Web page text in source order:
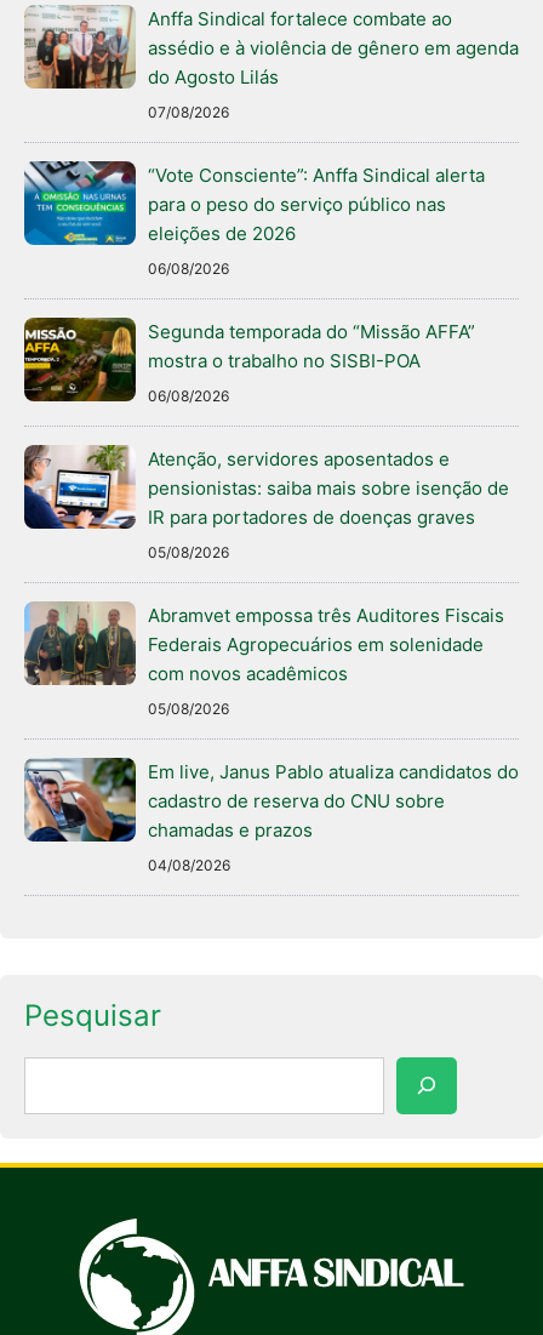
Anffa Sindical fortalece combate ao
assédio e à violência de gênero em agenda
do Agosto Lilás
07/08/2026
“Vote Consciente”: Anffa Sindical alerta
para o peso do serviço público nas
eleições de 2026
06/08/2026
Segunda temporada do “Missão AFFA”
mostra o trabalho no SISBI-POA
06/08/2026
Atenção, servidores aposentados e
pensionistas: saiba mais sobre isenção de
IR para portadores de doenças graves
05/08/2026
Abramvet empossa três Auditores Fiscais
Federais Agropecuários em solenidade
com novos acadêmicos
05/08/2026
Em live, Janus Pablo atualiza candidatos do
cadastro de reserva do CNU sobre
chamadas e prazos
04/08/2026
Pesquisar